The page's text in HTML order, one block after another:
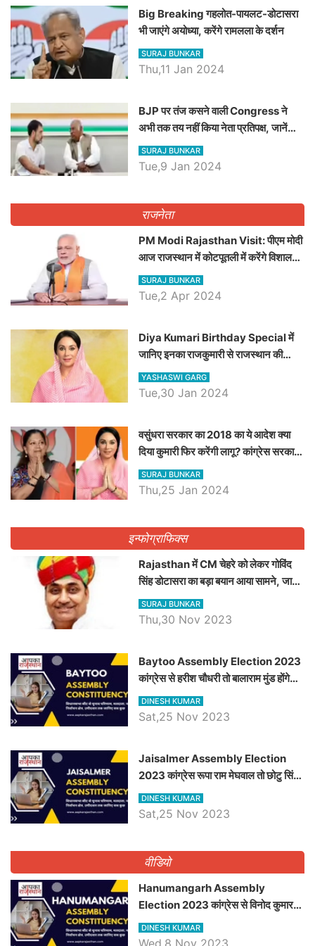
Big Breaking गहलोत-पायलट-डोटासरा
भी जाएंगे अयोध्या, करेंगे रामलला के दर्शन
SURAJ BUNKAR
Thu,11 Jan 2024
BJP पर तंज कसने वाली Congress ने
अभी तक तय नहीं किया नेता प्रतिपक्ष, जानें
कौन होगा दावेदार
SURAJ BUNKAR
Tue,9 Jan 2024
राजनेता
PM Modi Rajasthan Visit: पीएम मोदी
आज राजस्थान में कोटपूतली में करेंगे विशाल
रैली, एक सभा से 8 सीटों पर साधेगें निशाना
SURAJ BUNKAR
Tue,2 Apr 2024
Diya Kumari Birthday Special में
जानिए इनका राजकुमारी से राजस्थान की
डिप्टी सीएम बनने तक का सफर, एक क्लिक में
जाने पूरा जीवन परिचय
YASHASWI GARG
Tue,30 Jan 2024
वसुंधरा सरकार का 2018 का ये आदेश क्या
दिया कुमारी फिर करेंगी लागू? कांग्रेस सरकार
ने किया था निरस्त
SURAJ BUNKAR
Thu,25 Jan 2024
इन्फोग्राफिक्स
Rajasthan में CM चेहरे को लेकर गोविंद
सिंह डोटासरा का बड़ा बयान आया सामने, जानें
विचार
SURAJ BUNKAR
Thu,30 Nov 2023
Baytoo Assembly Election 2023
कांग्रेस से हरीश चौधरी तो बालाराम मुंड होंगे
भाजपा उम्मीदवार, जानिये बायतू विधानसभा
सीट के ताजा समीकरण
DINESH KUMAR
Sat,25 Nov 2023
​​​​​​​Jaisalmer Assembly Election
2023 कांग्रेस रूपा राम मेघवाल तो छोटु सिंह
भाटी होंगे भाजपा उम्मीदवार, जानिये जैसलमेर
विधानसभा सीट के ताजा समीकरण
DINESH KUMAR
Sat,25 Nov 2023
वीडियो
Hanumangarh Assembly
Election 2023 कांग्रेस से विनोद कुमार
चौधरी तो अमित चौधरी होंगे भाजपा उम्मीदवार,
जानिये हनुमानगढ़ विधानसभा सीट के ताजा
DINESH KUMAR
Wed,8 Nov 2023